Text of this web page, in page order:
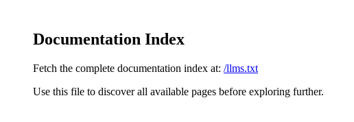
Documentation Index
Fetch the complete documentation index at: /llms.txt
Use this file to discover all available pages before exploring further.